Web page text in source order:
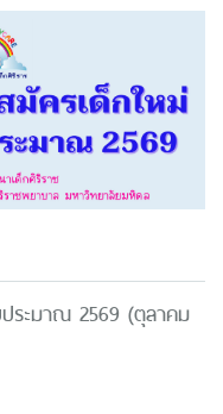
ระมาณ 2569 (ตุลาคม